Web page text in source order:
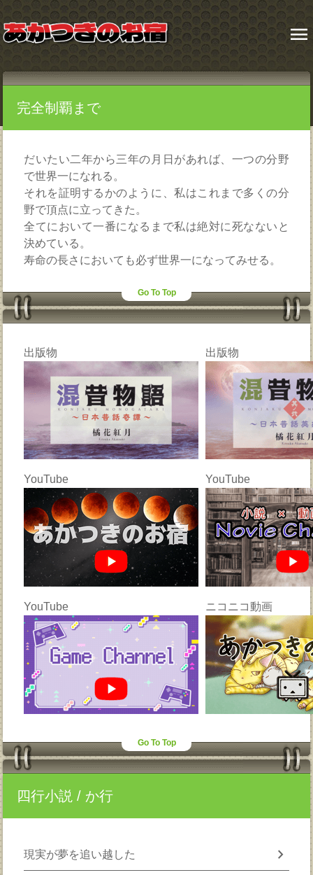
menu
完全制覇まで
だいたい二年から三年の月日があれば、一つの分野
で世界一になれる。
それを証明するかのように、私はこれまで多くの分
野で頂点に立ってきた。
全てにおいて一番になるまで私は絶対に死なないと
決めている。
寿命の長さにおいても必ず世界一になってみせる。
Go To Top
出版物 出版物
YouTube YouTube
YouTube ニコニコ動画
Go To Top
四行小説 / か行
現実が夢を追い越した chevron_right